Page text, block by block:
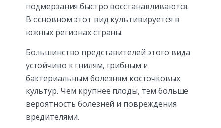
подмерзания быстро восстанавливаются.
В основном этот вид культивируется в
южных регионах страны.
Большинство представителей этого вида
устойчиво к гнилям, грибным и
бактериальным болезням косточковых
культур. Чем крупнее плоды, тем больше
вероятность болезней и повреждения
вредителями.